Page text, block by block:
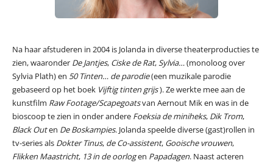
Na haar afstuderen in 2004 is Jolanda in diverse theaterproducties te
zien, waaronder De Jantjes, Ciske de Rat,Sylvia…(monoloog over
Sylvia Plath) en 50 Tinten… de parodie(een muzikale parodie
gebaseerd op het boek Vijftig tinten grijs). Ze werkte mee aan de
kunstfilm Raw Footage/Scapegoatsvan Aernout Mik en was in de
bioscoop te zien in onder andere Foeksia de miniheks, Dik Trom,
Black Outen De Boskampies. Jolanda speelde diverse (gast)rollen in
tv-series als Dokter Tinus, de Co-assistent, Gooische vrouwen,
Flikken Maastricht, 13 in de oorlogen Papadagen. Naast acteren